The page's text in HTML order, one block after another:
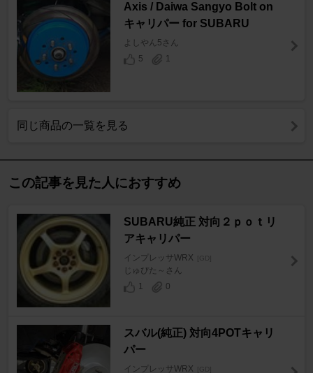
Axis / Daiwa Sangyo Bolt on
キャリパー for SUBARU
よしやん5さん
5
1
同じ商品の一覧を見る
この記事を見た人におすすめ
SUBARU純正 対向２ｐｏｔリ
アキャリパー
インプレッサWRX [GD]
じゅぴた～さん
1
0
スバル(純正) 対向4POTキャリ
パー
インプレッサWRX [GD]